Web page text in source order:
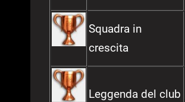
Squadra in
crescita
Leggenda del club